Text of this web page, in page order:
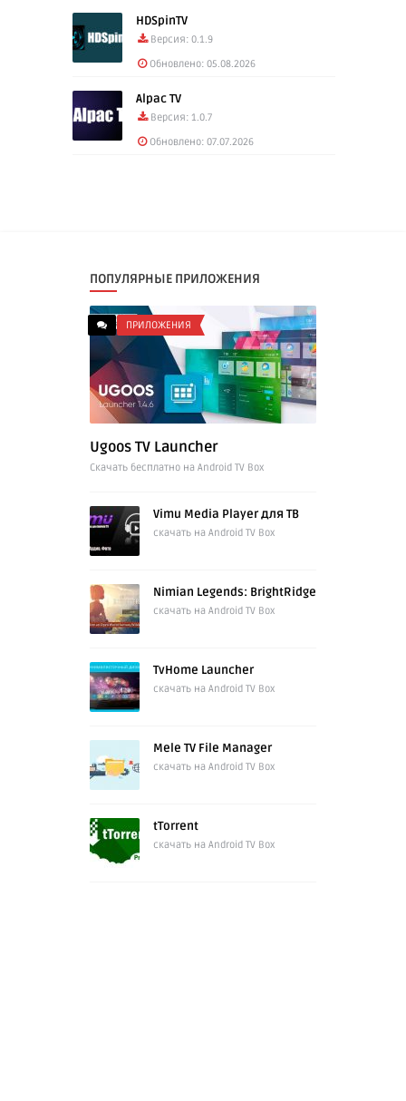
HDSpinTV
Версия: 0.1.9
Обновлено: 05.08.2026
Alpac TV
Версия: 1.0.7
Обновлено: 07.07.2026
ПОПУЛЯРНЫЕ ПРИЛОЖЕНИЯ
ПРИЛОЖЕНИЯ
Ugoos TV Launcher
Cкачать бесплатно на Android TV Box
Vimu Media Player для ТВ
скачать на Android TV Box
Nimian Legends: BrightRidge
скачать на Android TV Box
TvHome Launcher
скачать на Android TV Box
Mele TV File Manager
скачать на Android TV Box
tTorrent
скачать на Android TV Box